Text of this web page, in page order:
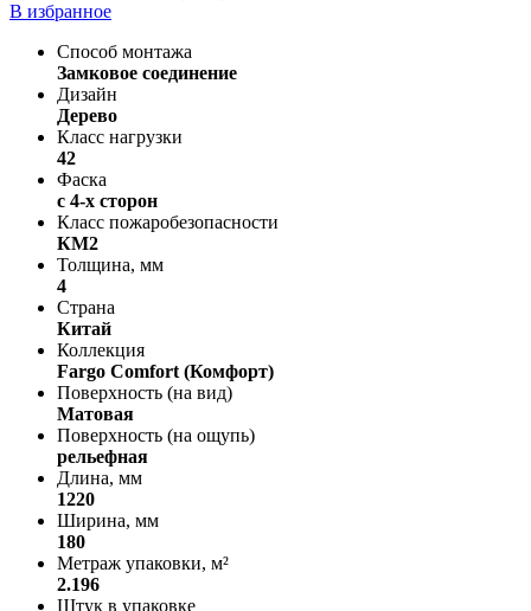
В избранное
Способ монтажа
Замковое соединение
Дизайн
Дерево
Класс нагрузки
42
Фаска
с 4-х сторон
Класс пожаробезопасности
КМ2
Толщина, мм
4
Страна
Китай
Коллекция
Fargo Comfort (Комфорт)
Поверхность (на вид)
Матовая
Поверхность (на ощупь)
рельефная
Длина, мм
1220
Ширина, мм
180
Метраж упаковки, м²
2.196
Штук в упаковке